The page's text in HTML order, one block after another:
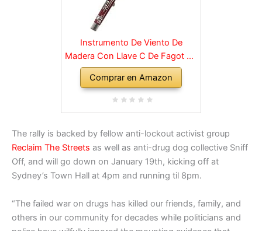
Instrumento De Viento De
Madera Con Llave C De Fagot De
Madera Con Accesorios De
Estuche, Instrumentos Musicales
De Banda Y Orquesta De Viento
Comprar en Amazon
The rally is backed by fellow anti-lockout activist group
Reclaim The Streets as well as anti-drug dog collective Sniff
Off, and will go down on January 19th, kicking off at
Sydney’s Town Hall at 4pm and running til 8pm.
“The failed war on drugs has killed our friends, family, and
others in our community for decades while politicians and